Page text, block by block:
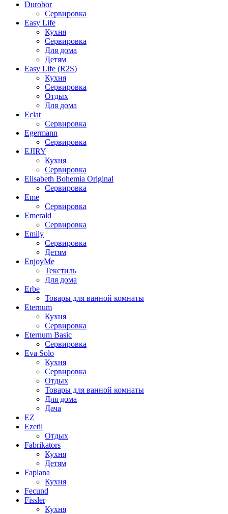
Durobor
Сервировка
Easy Life
Кухня
Сервировка
Для дома
Детям
Easy Life (R2S)
Кухня
Сервировка
Отдых
Для дома
Eclat
Сервировка
Egermann
Сервировка
EJIRY
Кухня
Сервировка
Elisabeth Bohemia Original
Сервировка
Eme
Сервировка
Emerald
Сервировка
Emily
Сервировка
Детям
EnjoyMe
Текстиль
Для дома
Erbe
Товары для ванной комнаты
Eternum
Кухня
Сервировка
Eternum Basic
Сервировка
Eva Solo
Кухня
Сервировка
Отдых
Товары для ванной комнаты
Для дома
Дача
EZ
Ezetil
Отдых
Fabrikators
Кухня
Детям
Faplana
Кухня
Fecund
Fissler
Кухня